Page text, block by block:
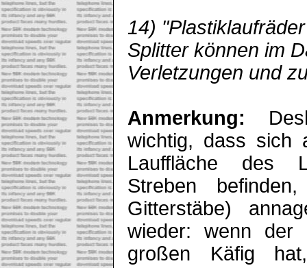
14)
Splitter können im
Verletzungen und
Anmerkung:
wichtig, dass sich
Lauffläche des
Streben
Gitterstäbe)
wieder: wenn der
großen Käfig